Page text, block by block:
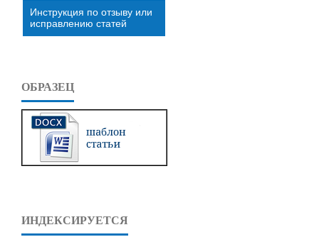
Инструкция по отзыву или
исправлению статей
ОБРАЗЕЦ
ИНДЕКСИРУЕТСЯ